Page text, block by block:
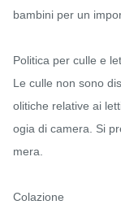
bambini per un
Politica per culle e
Le culle non sono
olitiche relative ai
ogia di camera. Si
mera.
Colazione